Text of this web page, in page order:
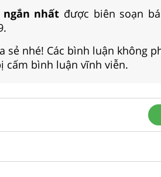
nhất được biên soạn
sẻ nhé! Các bình luận không
cấm bình luận vĩnh viễn.